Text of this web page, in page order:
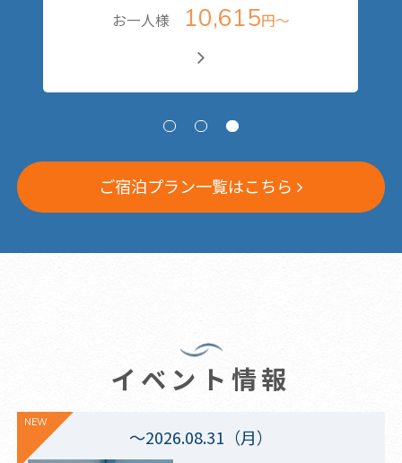
お一人様9,515円～
ご宿泊プラン一覧はこちら
イベント情報
NEW
～2026.08.31（月）